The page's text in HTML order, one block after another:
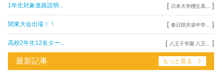
1年生対象進路説明... [ 日本大学櫻丘高... ]
関東大会出場！！ [ 春日部共栄中学... ]
高校2年生12名ター... [ 八王子学園 八王... ]
最新記事 もっと見る